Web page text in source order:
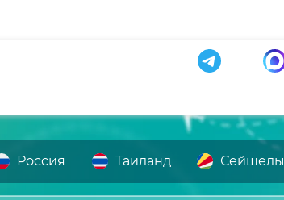
Россия Таиланд Сейшелы